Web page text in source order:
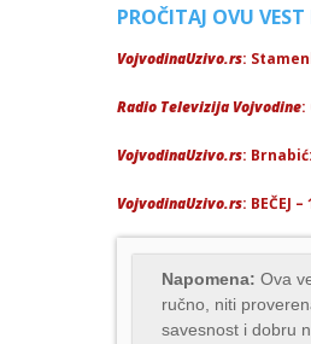
PROČITAJ OVU
VojvodinaUzivo.rs:
Radio Televizija Vojvodine:
VojvodinaUzivo.rs:
VojvodinaUzivo.rs: BEČEJ
Napomena: Ova
ručno, niti
savesnost i dobru